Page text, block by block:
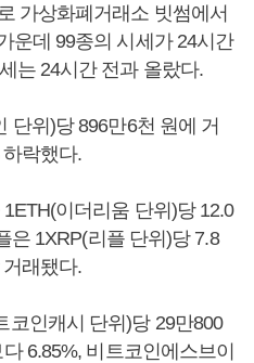
가상화폐거래소 빗썸에서
운데 99종의 시세가 24시간
는 24시간 전과 올랐다.
단위)당 896만6천 원에 거
락했다.
이더리움 단위)당 12.0
은 1XRP(리플 단위)당 7.8
래됐다.
코인캐시 단위)당 29만800
6.85%, 비트코인에스브이